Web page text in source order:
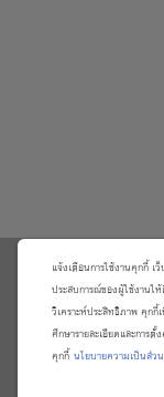
เกี่ยวกับเรา
วิ
แจ้งชำระ
แจ้งเตือนการใช้งานคุกกี้ เ
ประสบการณ์ของผู้ใช้งานใ
วิเคราะห์ประสิทธิภาพ คุกกี้
ศึกษารายละเอียดและการ
คุกกี้ นโยบายความเป็นส่ว